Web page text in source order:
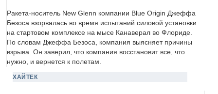
Ракета-носитель New Glenn компании Blue Origin Джеффа
Безоса взорвалась во время испытаний силовой установки
на стартовом комплексе на мысе Канаверал во Флориде.
По словам Джеффа Безоса, компания выясняет причины
взрыва. Он заверил, что компания восстановит все, что
нужно, и вернется к полетам.
ХАЙТЕК